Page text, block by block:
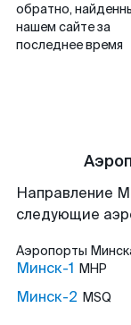
обратно,
нашем сайте за
последнее время
Направление
следующие
Аэропорты
Минск-1 MHP
Минск-2 MSQ